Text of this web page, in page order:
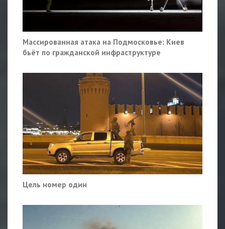
Массированная атака на Подмосковье: Киев
бьёт по гражданской инфраструктуре
Цель номер один